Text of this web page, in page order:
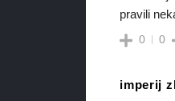
pravili
0 0
imperij